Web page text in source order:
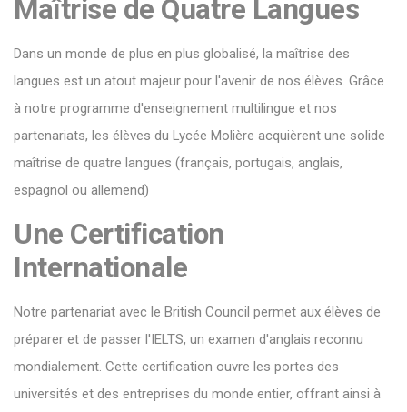
Maîtrise de Quatre Langues
Dans un monde de plus en plus globalisé, la maîtrise des
langues est un atout majeur pour l'avenir de nos élèves. Grâce
à notre programme d'enseignement multilingue et nos
partenariats, les élèves du Lycée Molière acquièrent une solide
maîtrise de quatre langues (français, portugais, anglais,
espagnol ou allemend)
Une Certification
Internationale
Notre partenariat avec le British Council permet aux élèves de
préparer et de passer l'IELTS, un examen d'anglais reconnu
mondialement. Cette certification ouvre les portes des
universités et des entreprises du monde entier, offrant ainsi à